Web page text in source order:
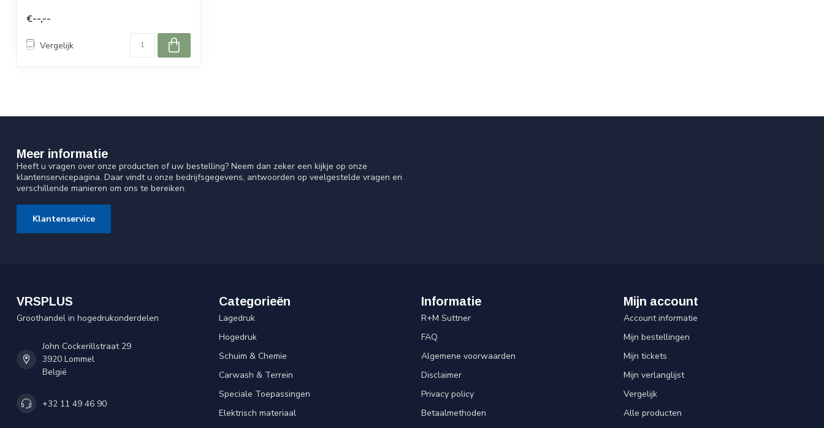
€--,--
Vergelijk
Meer informatie
Heeft u vragen over onze producten of uw bestelling? Neem dan zeker een kijkje op onze
klantenservicepagina. Daar vindt u onze bedrijfsgegevens, antwoorden op veelgestelde vragen en
verschillende manieren om ons te bereiken.
Klantenservice
VRSPLUS
Groothandel in hogedrukonderdelen
John Cockerillstraat 29
3920 Lommel
België
+32 11 49 46 90
Categorieën
Lagedruk
Hogedruk
Schuim & Chemie
Carwash & Terrein
Speciale Toepassingen
Elektrisch materiaal
Informatie
R+M Suttner
FAQ
Algemene voorwaarden
Disclaimer
Privacy policy
Betaalmethoden
Mijn account
Account informatie
Mijn bestellingen
Mijn tickets
Mijn verlanglijst
Vergelijk
Alle producten